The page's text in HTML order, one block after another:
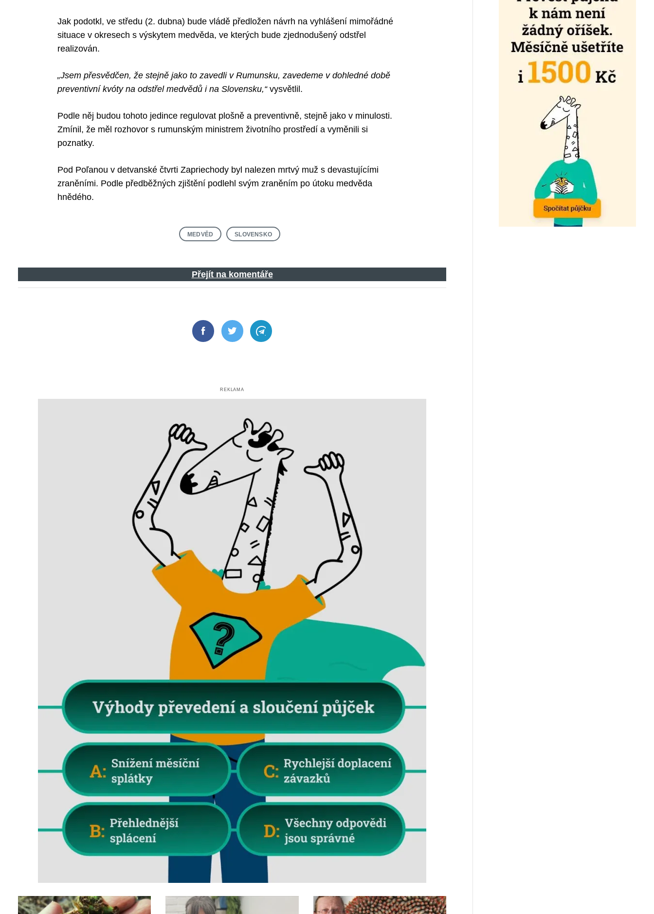
Jak podotkl, ve středu (2. dubna) bude vládě předložen návrh na vyhlášení mimořádné
situace v okresech s výskytem medvěda, ve kterých bude zjednodušený odstřel
realizován.
„Jsem přesvědčen, že stejně jako to zavedli v Rumunsku, zavedeme v dohledné době
preventivní kvóty na odstřel medvědů i na Slovensku,“vysvětlil.
Podle něj budou tohoto jedince regulovat plošně a preventivně, stejně jako v minulosti.
Zmínil, že měl rozhovor s rumunským ministrem životního prostředí a vyměnili si
poznatky.
Pod Poľanou v detvanské čtvrti Zapriechody byl nalezen mrtvý muž s devastujícími
zraněními. Podle předběžných zjištění podlehl svým zraněním po útoku medvěda
hnědého.
MEDVĚD SLOVENSKO
Přejít na komentáře
FacebookTwitter Telegram
REKLAMA